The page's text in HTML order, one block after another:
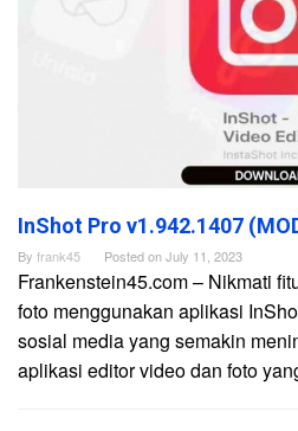
InShot Pro v1.942.1407
By frank45 Posted onJuly 11, 2023
Frankenstein45.com – Nikmati
foto menggunakan aplikasi
sosial media yang semakin
aplikasi editor video dan foto